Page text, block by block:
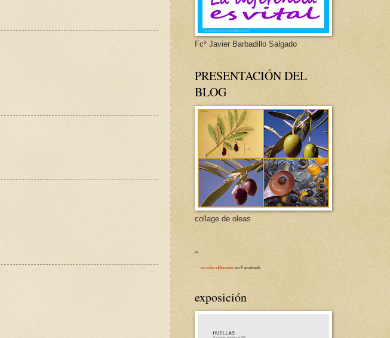
Fcº Javier Barbadillo Salgado
PRESENTACIÓN DEL
BLOG
collage de oleas
-
un sitio diferente on Facebook
exposición